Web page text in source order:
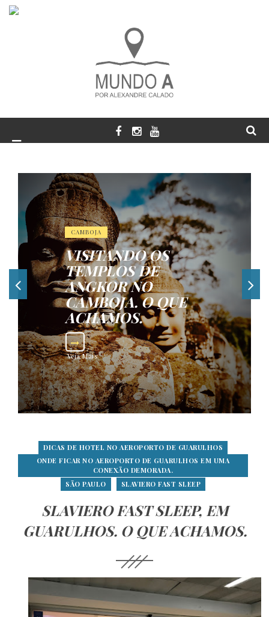
CAMBOJA
VISITANDO OS
TEMPLOS DE
ANGKOR NO
CAMBOJA. O QUE
ACHAMOS.
Veja Mais
DICAS DE HOTEL NO AEROPORTO DE GUARULHOS
ONDE FICAR NO AEROPORTO DE GUARULHOS EM UMA
CONEXÃO DEMORADA.
SÃO PAULO
SLAVIERO FAST SLEEP
SLAVIERO FAST SLEEP, EM
GUARULHOS. O QUE ACHAMOS.